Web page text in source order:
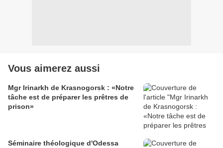
Vous aimerez aussi
Mgr Irinarkh de Krasnogorsk : «Notre
tâche est de préparer les prêtres de
prison»
Séminaire théologique d'Odessa